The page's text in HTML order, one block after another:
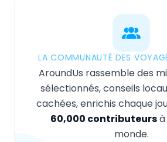
LA COMMUNAUTÉ DES
AroundUs rassemble des
sélectionnés, conseils
cachées, enrichis chaque
60,000 contributeurs
monde.